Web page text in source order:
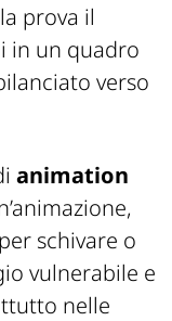
prova il
in un quadro
verso
animation
schivare o
vulnerabile e
nelle